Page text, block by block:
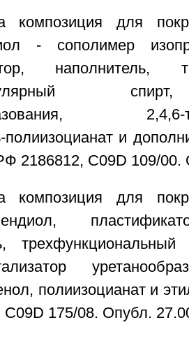
композиция для
- сополимер
наполнитель,
2,4,6-
полиизоцианат и
2186812, C09D 109/00.
композиция для
трехфункциональный
полиизоцианат и
175/08. Опубл.